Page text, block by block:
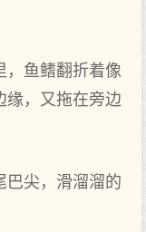
，鱼鳍翻折着像
缘，又拖在旁边
巴尖，滑溜溜的